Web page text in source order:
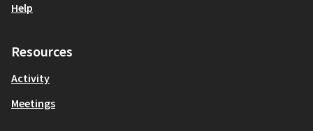
Help
Resources
Activity
Meetings